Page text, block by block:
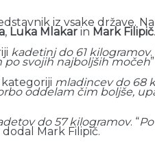
iz vsake države.
, Luka Mlakar in Mark Filipič.
kadetinj do 61 kilogramov.
po svojih najboljših močeh
mladincev do 68
oddelam čim boljše,
do 57 kilogramov. “
dodal Mark Filipič.